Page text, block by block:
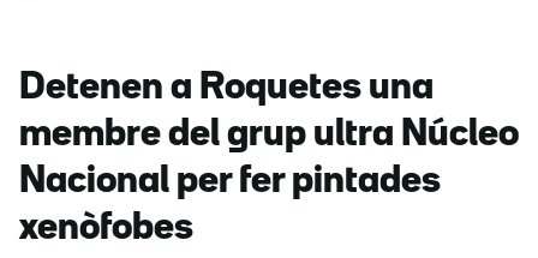
Detenen a Roquetes una
membre del grup ultra Núcleo
Nacional per fer pintades
xenòfobes